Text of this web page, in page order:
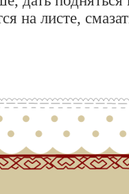
на листе,